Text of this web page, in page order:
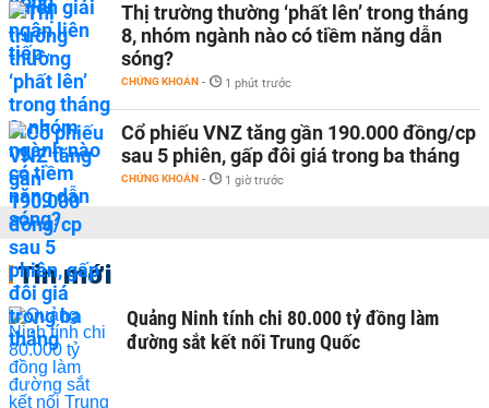
Thị trường thường ‘phất lên’ trong tháng
8, nhóm ngành nào có tiềm năng dẫn
sóng?
CHỨNG KHOÁN - 1 phút trước
Cổ phiếu VNZ tăng gần 190.000 đồng/cp
sau 5 phiên, gấp đôi giá trong ba tháng
CHỨNG KHOÁN - 1 giờ trước
Tin mới
Quảng Ninh tính chi 80.000 tỷ đồng làm
đường sắt kết nối Trung Quốc